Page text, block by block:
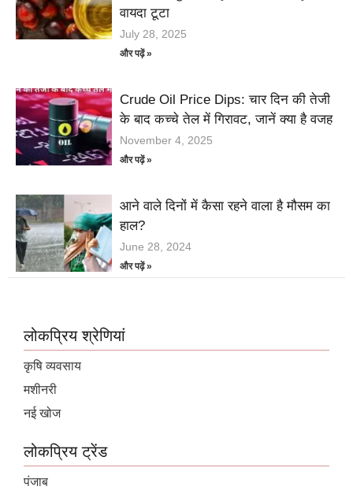
वायदा टूटा
July 28, 2025
और पढ़ें »
Crude Oil Price Dips: चार दिन की तेजी
के बाद कच्चे तेल में गिरावट, जानें क्या है वजह
November 4, 2025
और पढ़ें »
आने वाले दिनों में कैसा रहने वाला है मौसम का
हाल?
June 28, 2024
और पढ़ें »
लोकप्रिय श्रेणियां
कृषि व्यवसाय
मशीनरी
नई खोज
लोकप्रिय ट्रेंड
पंजाब